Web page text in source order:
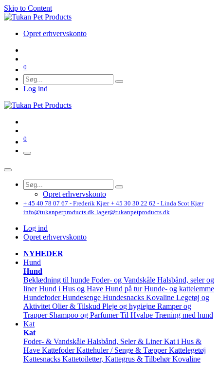
Skip to Content
Opret erhvervskonto
0
Log ind
0
Opret erhvervskonto
+ 45 40 78 07 67 - Frederik Kjær + 45 30 30 22 62 - Linda Scot Kjær
info@tukanpetproducts.dk lager@tukanpetproducts.dk
Log ind
Opret erhvervskonto
NYHEDER
Hund
Hund
Beklædning til hunde Foder- og Vandskåle Halsbånd, seler og
liner Hund i Hus og Have Hund på tur Hunde- og kattelemme
Hundefoder Hundesenge Hundesnacks Kovaline Legetøj og
Aktivitet Olier & Tilskud Pleje og hygiejne Ramper og
Trapper Shampoo og Parfumer Til Hvalpe Træning med hund
Kat
Kat
Foder- & Vandskåle Halsbånd, Seler & Liner Kat i Hus &
Have Kattefoder Kattehuler / Senge & Tæpper Kattelegetøj
Kattesnacks Kattetoiletter, Kattegrus & Tilbehør Kovaline